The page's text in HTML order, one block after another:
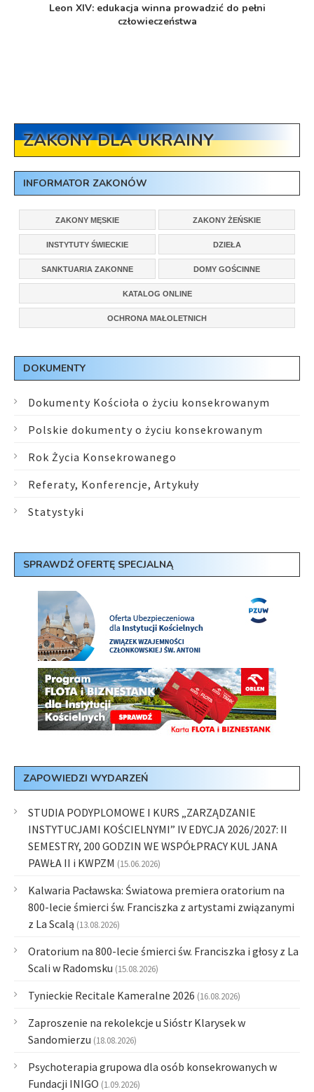
Leon XIV: edukacja winna prowadzić do pełni
człowieczeństwa
ZAKONY DLA UKRAINY
INFORMATOR ZAKONÓW
ZAKONY MĘSKIE ZAKONY ŻEŃSKIE
INSTYTUTY ŚWIECKIE DZIEŁA
SANKTUARIA ZAKONNE DOMY GOŚCINNE
KATALOG ONLINE
OCHRONA MAŁOLETNICH
DOKUMENTY
Dokumenty Kościoła o życiu konsekrowanym
Polskie dokumenty o życiu konsekrowanym
Rok Życia Konsekrowanego
Referaty, Konferencje, Artykuły
Statystyki
SPRAWDŹ OFERTĘ SPECJALNĄ
ZAPOWIEDZI WYDARZEŃ
STUDIA PODYPLOMOWE I KURS „ZARZĄDZANIE
INSTYTUCJAMI KOŚCIELNYMI” IV EDYCJA 2026/2027: II
SEMESTRY, 200 GODZIN WE WSPÓŁPRACY KUL JANA
PAWŁA II i KWPZM (15.06.2026)
Kalwaria Pacławska: Światowa premiera oratorium na
800-lecie śmierci św. Franciszka z artystami związanymi
z La Scalą (13.08.2026)
Oratorium na 800-lecie śmierci św. Franciszka i głosy z La
Scali w Radomsku (15.08.2026)
Tynieckie Recitale Kameralne 2026 (16.08.2026)
Zaproszenie na rekolekcje u Sióstr Klarysek w
Sandomierzu (18.08.2026)
Psychoterapia grupowa dla osób konsekrowanych w
Fundacji INIGO (1.09.2026)